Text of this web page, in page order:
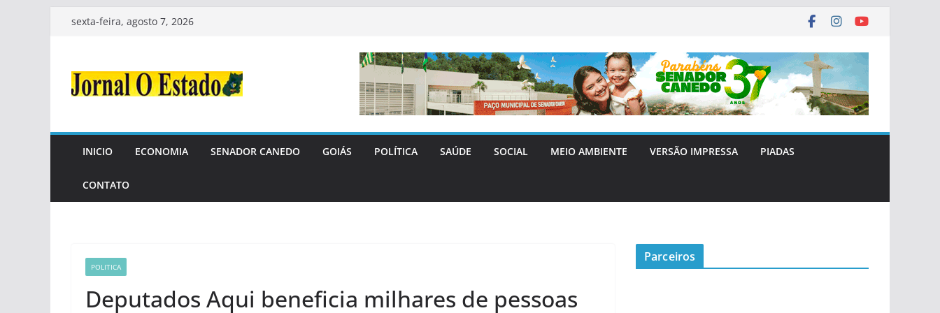
Pular
conteúdo
sexta-feira, agosto 7, 2026
INICIO ECONOMIA SENADOR CANEDO GOIÁS POLÍTICA SAÚDE SOCIAL MEIO AMBIENTE VERSÃO IMPRESSA PIADAS
CONTATO
POLITICA
Deputados Aqui beneficia milhares de pessoas
Parceiros